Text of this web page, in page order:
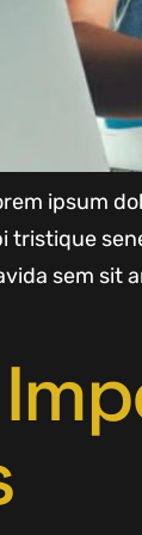
ipsum
tristique
sem sit